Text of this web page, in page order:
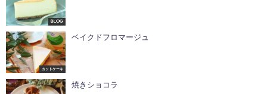
Blog
カットケーキ
ベイクドフロマージュ
焼きショコラ